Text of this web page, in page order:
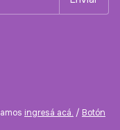
ingresá acá. / Botón